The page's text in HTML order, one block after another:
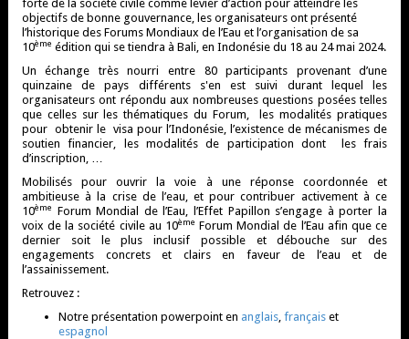
forte de la société civile comme levier d’action pour atteindre les
objectifs de bonne gouvernance, les organisateurs ont présenté
l’historique des Forums Mondiaux de l’Eau et l’organisation de sa
10ème édition qui se tiendra à Bali, en Indonésie du 18 au 24 mai 2024.
Un échange très nourri entre 80 participants provenant d’une
quinzaine de pays différents s'en est suivi durant lequel les
organisateurs ont répondu aux nombreuses questions posées telles
que celles sur les thématiques du Forum, les modalités pratiques
pour obtenir le visa pour l’Indonésie, l’existence de mécanismes de
soutien financier, les modalités de participation dont les frais
d’inscription, …
Mobilisés pour ouvrir la voie à une réponse coordonnée et
ambitieuse à la crise de l’eau, et pour contribuer activement à ce
10ème
Forum Mondial de l’Eau, l’Effet Papillon s’engage à porter la
voix de la société civile au 10ème Forum Mondial de l’Eau afin que ce
dernier soit le plus inclusif possible et débouche sur des
engagements concrets et clairs en faveur de l’eau et de
l’assainissement.
Retrouvez :
Notre présentation powerpoint en anglais, françaiset
espagnol